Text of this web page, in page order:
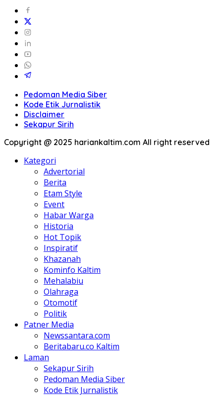
Pedoman Media Siber
Kode Etik Jurnalistik
Disclaimer
Sekapur Sirih
Copyright @ 2025 hariankaltim.com All right reserved
Kategori
Advertorial
Berita
Etam Style
Event
Habar Warga
Historia
Hot Topik
Inspiratif
Khazanah
Kominfo Kaltim
Mehalabiu
Olahraga
Otomotif
Politik
Patner Media
Newssantara.com
Beritabaru.co Kaltim
Laman
Sekapur Sirih
Pedoman Media Siber
Kode Etik Jurnalistik